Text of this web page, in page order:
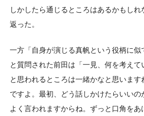
しかしたら通じるところはあるかもしれ
返った。
一方「自身が演じる真帆という役柄に似
と質問された前田は「一見、何を考えて
と思われるところは一緒かなと思います
ですよ。最初、どう話しかけたらいいの
よく言われますからね。ずっと口角をあ